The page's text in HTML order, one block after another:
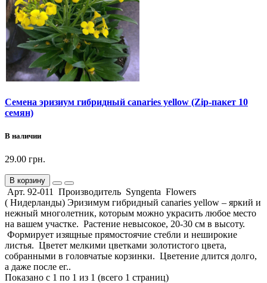
Семена эризиум гибридный canaries yellow (Zip-пакет 10
семян)
В наличии
29.00 грн.
В корзину
Арт. 92-011 Производитель Syngenta Flowers
( Нидерланды) Эризимум гибридный canaries yellow – яркий и
нежный многолетник, которым можно украсить любое место
на вашем участке. Растение невысокое, 20-30 см в высоту.
Формирует изящные прямостоячие стебли и неширокие
листья. Цветет мелкими цветками золотистого цвета,
собранными в головчатые корзинки. Цветение длится долго,
а даже после ег..
Показано с 1 по 1 из 1 (всего 1 страниц)